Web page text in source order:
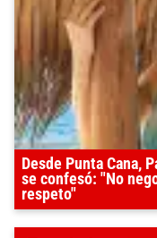
Desde Punta Cana,
se confesó: "No
respeto"